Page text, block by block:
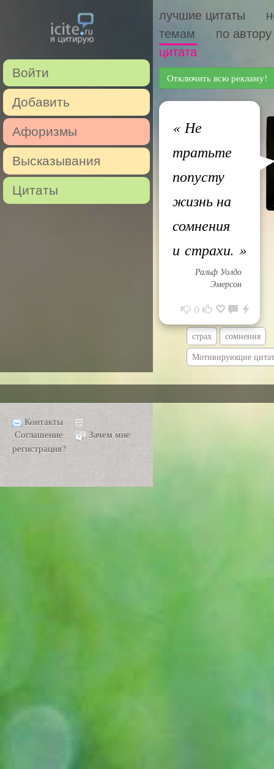
Войти
Добавить
Афоризмы
Высказывания
Цитаты
лучшие цитаты
темам
по автору
цитата
Отключить всю рекламу!
«Не
тратьте
попусту
жизнь на
сомнения
и страхи. »
Ральф Уолдо
Эмерсон
0
страх
сомнения
Мотивирующие
Контакты
Соглашение
Зачем мне
регистрация?